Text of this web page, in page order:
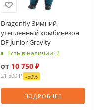
Dragonfly Зимний
утепленный комбинезон
DF Junior Gravity
Есть в наличии: 2
от 10 750 ₽
21 500 ₽ -50%
ПОДРОБНЕЕ